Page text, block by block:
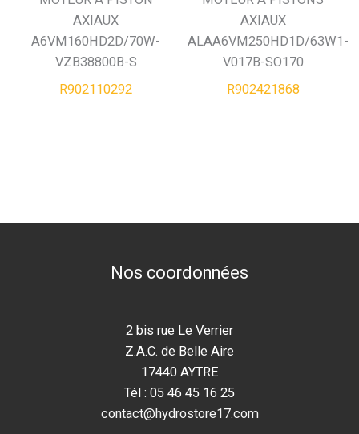
h
AXIAUX
A6VM160HD2D/70W-
VZB38800B-S
R902110292
AXIAUX
ALAA6VM250HD1D/63W1-
V017B-SO170
R902421868
Nos coordonnées
2 bis rue Le Verrier
Z.A.C. de Belle Aire
17440 AYTRE
Tél : 05 46 45 16 25
contact@hydrostore17.com